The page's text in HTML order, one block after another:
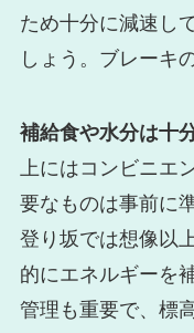
ため十分に減速し
しょう。ブレーキ
補給食や水分は十
上にはコンビニエ
要なものは事前に
登り坂では想像以
的にエネルギーを
管理も重要で、標